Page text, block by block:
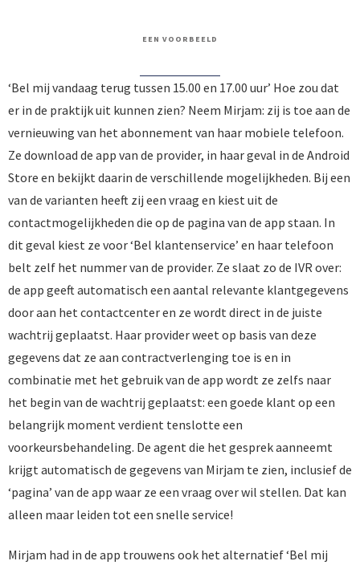
EEN VOORBEELD
‘Bel mij vandaag terug tussen 15.00 en 17.00 uur’ Hoe zou dat
er in de praktijk uit kunnen zien? Neem Mirjam: zij is toe aan de
vernieuwing van het abonnement van haar mobiele telefoon.
Ze download de app van de provider, in haar geval in de Android
Store en bekijkt daarin de verschillende mogelijkheden. Bij een
van de varianten heeft zij een vraag en kiest uit de
contactmogelijkheden die op de pagina van de app staan. In
dit geval kiest ze voor ‘Bel klantenservice’ en haar telefoon
belt zelf het nummer van de provider. Ze slaat zo de IVR over:
de app geeft automatisch een aantal relevante klantgegevens
door aan het contactcenter en ze wordt direct in de juiste
wachtrij geplaatst. Haar provider weet op basis van deze
gegevens dat ze aan contractverlenging toe is en in
combinatie met het gebruik van de app wordt ze zelfs naar
het begin van de wachtrij geplaatst: een goede klant op een
belangrijk moment verdient tenslotte een
voorkeursbehandeling. De agent die het gesprek aanneemt
krijgt automatisch de gegevens van Mirjam te zien, inclusief de
‘pagina’ van de app waar ze een vraag over wil stellen. Dat kan
alleen maar leiden tot een snelle service!
Mirjam had in de app trouwens ook het alternatief ‘Bel mij